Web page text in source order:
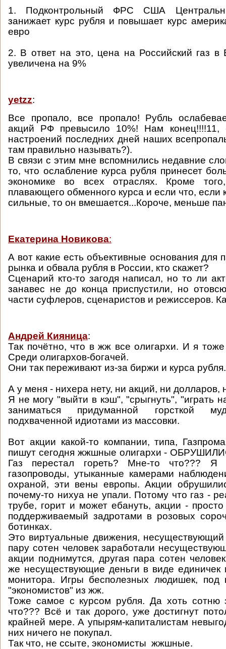
1. Подконтрольный ФРС США
занижает курс рубля и повышает курс
евро
2. В ответ на это, цена на Российский газ в
увеличена на 9%
yetzz:
Все пропало, все пропало! Рубль
акций РФ превысило 10%! Нам конец!!!!11,
настроений последних дней наших
там правильно называть?).
В связи с этим мне вспомнились недавние
то, что ослабление курса рубля принесет
экономике во всех отраслях. Кроме
плавающего обменного курса и если что, если
сильные, то он вмешается...Короче, меньше
Екатерина Новикова:
А вот какие есть объективные основания для
рынка и обвала рубля в России, кто скажет?
Сценарий кто-то загодя написал, но то ли
занавес не до конца приспустили, но
части суфлеров, сценаристов и режиссеров.
Андрей Кияница:
Так почётно, что в жж все олигархи. И я
Среди олигархов-богачей.
Они так переживают из-за биржи и курса рубля.
А у меня - нихера нету, ни акций, ни долларов,
Я не могу "выйти в кэш", "срыгнуть", "играть
заниматься придуманной горсткой
подхваченной идиотами из массовки.
Вот акции какой-то компании, типа,
пишут сегодня жжшные олигархи -
Газ перестал гореть? Мне-то что???
газопроводы, утыканные камерами
охраной, эти вены европы. Акции
почему-то нихуа не упали. Потому что газ -
трубе, горит и может ебануть, акции -
поддерживаемый задротами в розовых
ботинках.
Это виртуальные движения,
пару сотен человек заработали
акции поднимутся, другая пара сотен
же несуществующие деньги в виде единичек
монитора. Игры бесполезных людишек, под
"экономистов" из жж.
Тоже самое с курсом рубля. Да хоть сотню
что??? Всё и так дорого, уже достигнут
крайней мере. А упырям-капиталистам
них ничего не покупал.
Так что, не ссыте, экономисты жжшные.